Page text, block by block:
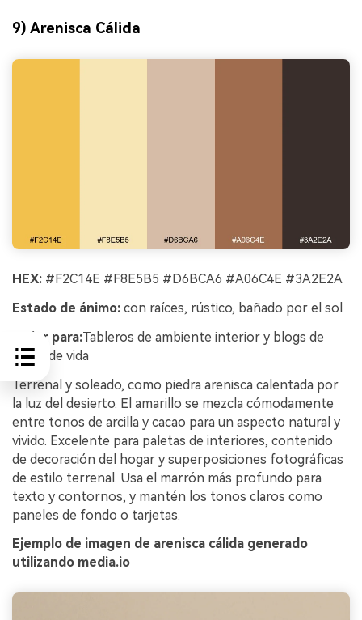
9) Arenisca Cálida
HEX: #F2C14E #F8E5B5 #D6BCA6 #A06C4E #3A2E2A
Estado de ánimo: con raíces, rústico, bañado por el sol
Mejor para:Tableros de ambiente interior y blogs de
estilo de vida
Terrenal y soleado, como piedra arenisca calentada por
la luz del desierto. El amarillo se mezcla cómodamente
entre tonos de arcilla y cacao para un aspecto natural y
vivido. Excelente para paletas de interiores, contenido
de decoración del hogar y superposiciones fotográficas
de estilo terrenal. Usa el marrón más profundo para
texto y contornos, y mantén los tonos claros como
paneles de fondo o tarjetas.
Ejemplo de imagen de arenisca cálida generado
utilizando media.io